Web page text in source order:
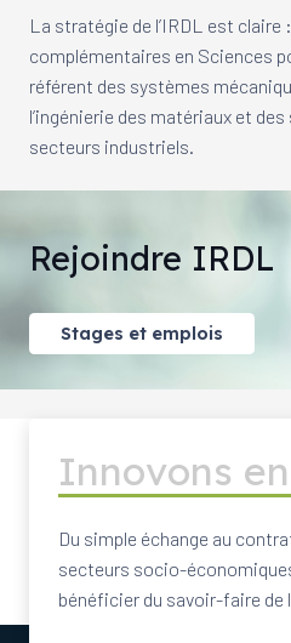
La stratégie de l’IRDL est claire
complémentaires en Sciences
référent des systèmes
l’ingénierie des matériaux et
secteurs industriels.
Rejoindre IRDL
Stages et emplois
Innovons
Du simple échange au
secteurs socio-
bénéficier du savoir-faire de